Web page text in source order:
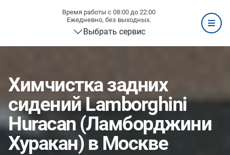
Время работы с 08:00 до 22:00
Ежедневно, без выходных.
Выбрать сервис
Химчистка задних
сидений Lamborghini
Huracan (Ламборджини
Хуракан) в Москве